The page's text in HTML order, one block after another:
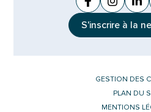
Facebook
(ouverture
S'inscrire à la
GESTION DES
PLAN DU
MENTIONS